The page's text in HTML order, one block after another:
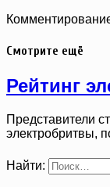
Смотрите ещё
Рейтинг
Представители
электробритвы,
Найти: